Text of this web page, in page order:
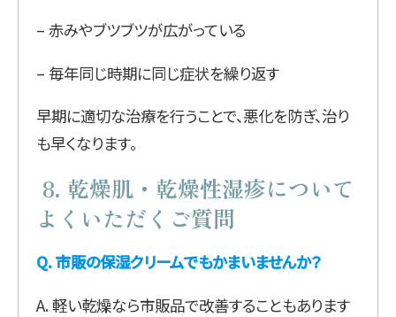
– 赤みやブツブツが広がっている
– 毎年同じ時期に同じ症状を繰り返す
早期に適切な治療を行うことで、悪化を防ぎ、治り
も早くなります。
8. 乾燥肌・乾燥性湿疹について
よくいただくご質問
Q. 市販の保湿クリームでもかまいませんか？
A. 軽い乾燥なら市販品で改善することもあります